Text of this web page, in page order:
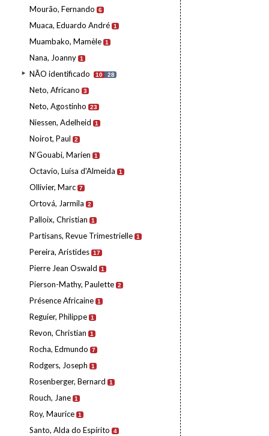
Mourão, Fernando 6
Muaca, Eduardo André 1
Muambako, Mamèle 1
Nana, Joanny 1
NÃO identificado 10 28
Neto, Africano 3
Neto, Agostinho 23
Niessen, Adelheid 1
Noirot, Paul 2
N’Gouabi, Marien 1
Octavio, Luísa d'Almeida 1
Ollivier, Marc 7
Ortová, Jarmila 2
Palloix, Christian 1
Partisans, Revue Trimestrielle 1
Pereira, Aristides 17
Pierre Jean Oswald 1
Pierson-Mathy, Paulette 2
Présence Africaine 1
Reguier, Philippe 1
Revon, Christian 1
Rocha, Edmundo 7
Rodgers, Joseph 1
Rosenberger, Bernard 1
Rouch, Jane 1
Roy, Maurice 1
Santo, Alda do Espírito 4